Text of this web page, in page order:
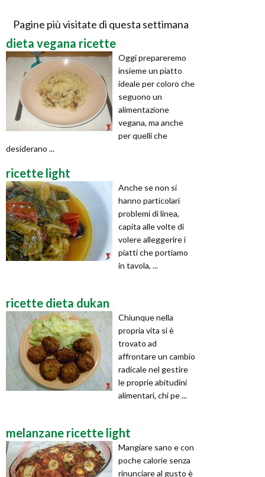
Pagine più visitate di questa settimana
dieta vegana ricette
Oggi prepareremo
insieme un piatto
ideale per coloro che
seguono un
alimentazione
vegana, ma anche
per quelli che
desiderano ...
ricette light
Anche se non si
hanno particolari
problemi di linea,
capita alle volte di
volere alleggerire i
piatti che portiamo
in tavola, ...
ricette dieta dukan
Chiunque nella
propria vita si è
trovato ad
affrontare un cambio
radicale nel gestire
le proprie abitudini
alimentari, chi pe ...
melanzane ricette light
Mangiare sano e con
poche calorie senza
rinunciare al gusto è